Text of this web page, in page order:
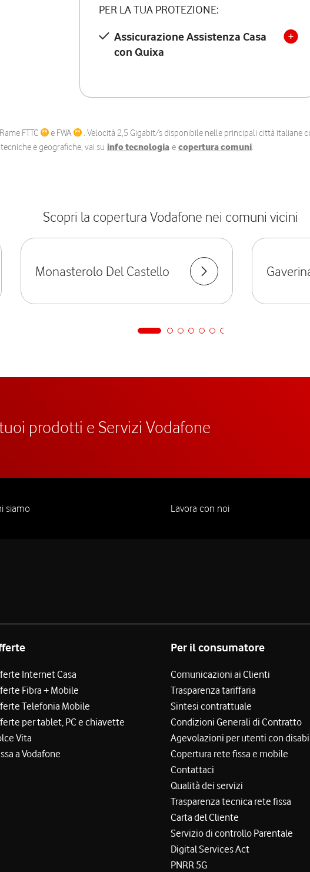
PER LA TUA PROTEZIONE:
Assicurazione Assistenza Casa
con Quixa
FTTC e FWA . Velocità 2,5 Gigabit/s disponibile nelle principali città italiane
e geografiche, vai su info tecnologia e copertura comuni.
Scopri la copertura Vodafone nei comuni vicini
Monasterolo Del Castello
prodotti e Servizi Vodafone
siamo Lavora con noi
Internet Casa
Fibra + Mobile
Telefonia Mobile
per tablet, PC e chiavette
Vita
a Vodafone
Per il consumatore
Comunicazioni ai Clienti
Trasparenza tariffaria
Sintesi contrattuale
Condizioni Generali di Contratto
Agevolazioni per utenti con
Copertura rete fissa e mobile
Contattaci
Qualità dei servizi
Trasparenza tecnica rete fissa
Carta del Cliente
Servizio di controllo Parentale
Digital Services Act
PNRR 5G